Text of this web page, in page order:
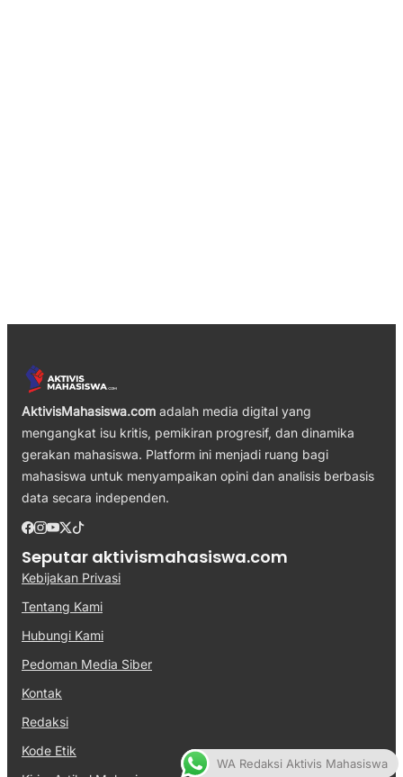
AktivisMahasiswa.com adalah media digital yang
mengangkat isu kritis, pemikiran progresif, dan dinamika
gerakan mahasiswa. Platform ini menjadi ruang bagi
mahasiswa untuk menyampaikan opini dan analisis berbasis
data secara independen.
Seputar aktivismahasiswa.com
Kebijakan Privasi
Tentang Kami
Hubungi Kami
Pedoman Media Siber
Kontak
Redaksi
Kode Etik
WA Redaksi Aktivis Mahasiswa